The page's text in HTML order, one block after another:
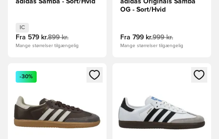
IC
Fra 579 kr.899 kr.
Mange størrelser tilgængelig
OG - Sort/Hvid
Fra 799 kr.999 kr.
Mange størrelser tilgængelig
Åbner en Modal til at logge ind eller tilmelde dig som
-30%
Åbner en Modal til at logge